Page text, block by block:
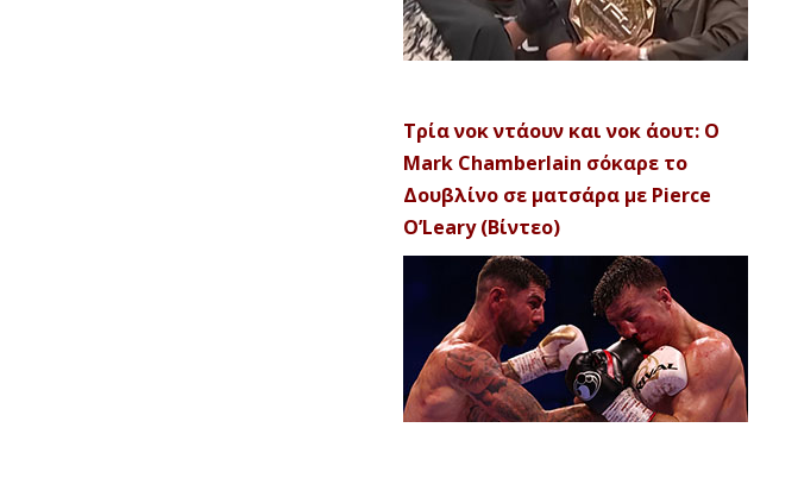
Τρία νοκ ντάουν και νοκ άουτ: Ο
Mark Chamberlain σόκαρε το
Δουβλίνο σε ματσάρα με Pierce
O’Leary (Βίντεο)